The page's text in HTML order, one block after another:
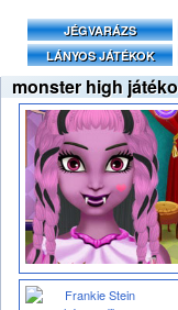
JÉGVARÁZS
LÁNYOS JÁTÉKOK
monster high